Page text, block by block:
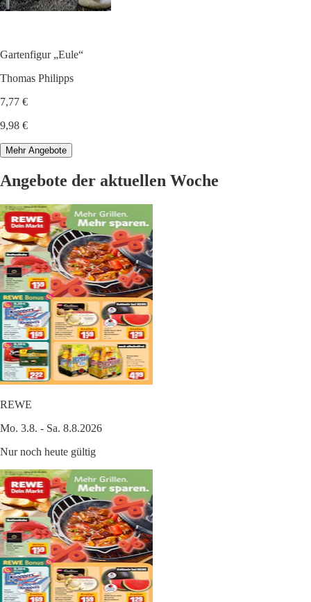
Gartenfigur „Eule“
Thomas Philipps
7,77 €
9,98 €
Mehr Angebote
Angebote der aktuellen Woche
REWE
Mo. 3.8. - Sa. 8.8.2026
Nur noch heute gültig